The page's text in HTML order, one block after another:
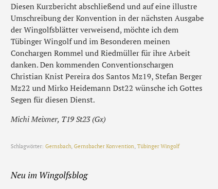
Diesen Kurzbericht abschließend und auf eine illustre
Umschreibung der Konvention in der nächsten Ausgabe
der Wingolfsblätter verweisend, möchte ich dem
Tübinger Wingolf und im Besonderen meinen
Conchargen Rommel und Riedmüller für ihre Arbeit
danken. Den kommenden Conventionschargen
Christian Knist Pereira dos Santos Mz19, Stefan Berger
Mz22 und Mirko Heidemann Dst22 wünsche ich Gottes
Segen für diesen Dienst.
Michi Meixner, T19 St23 (Gx)
Schlagwörter:Gernsbach,Gernsbacher Konvention,Tübinger Wingolf
Neu im Wingolfsblog